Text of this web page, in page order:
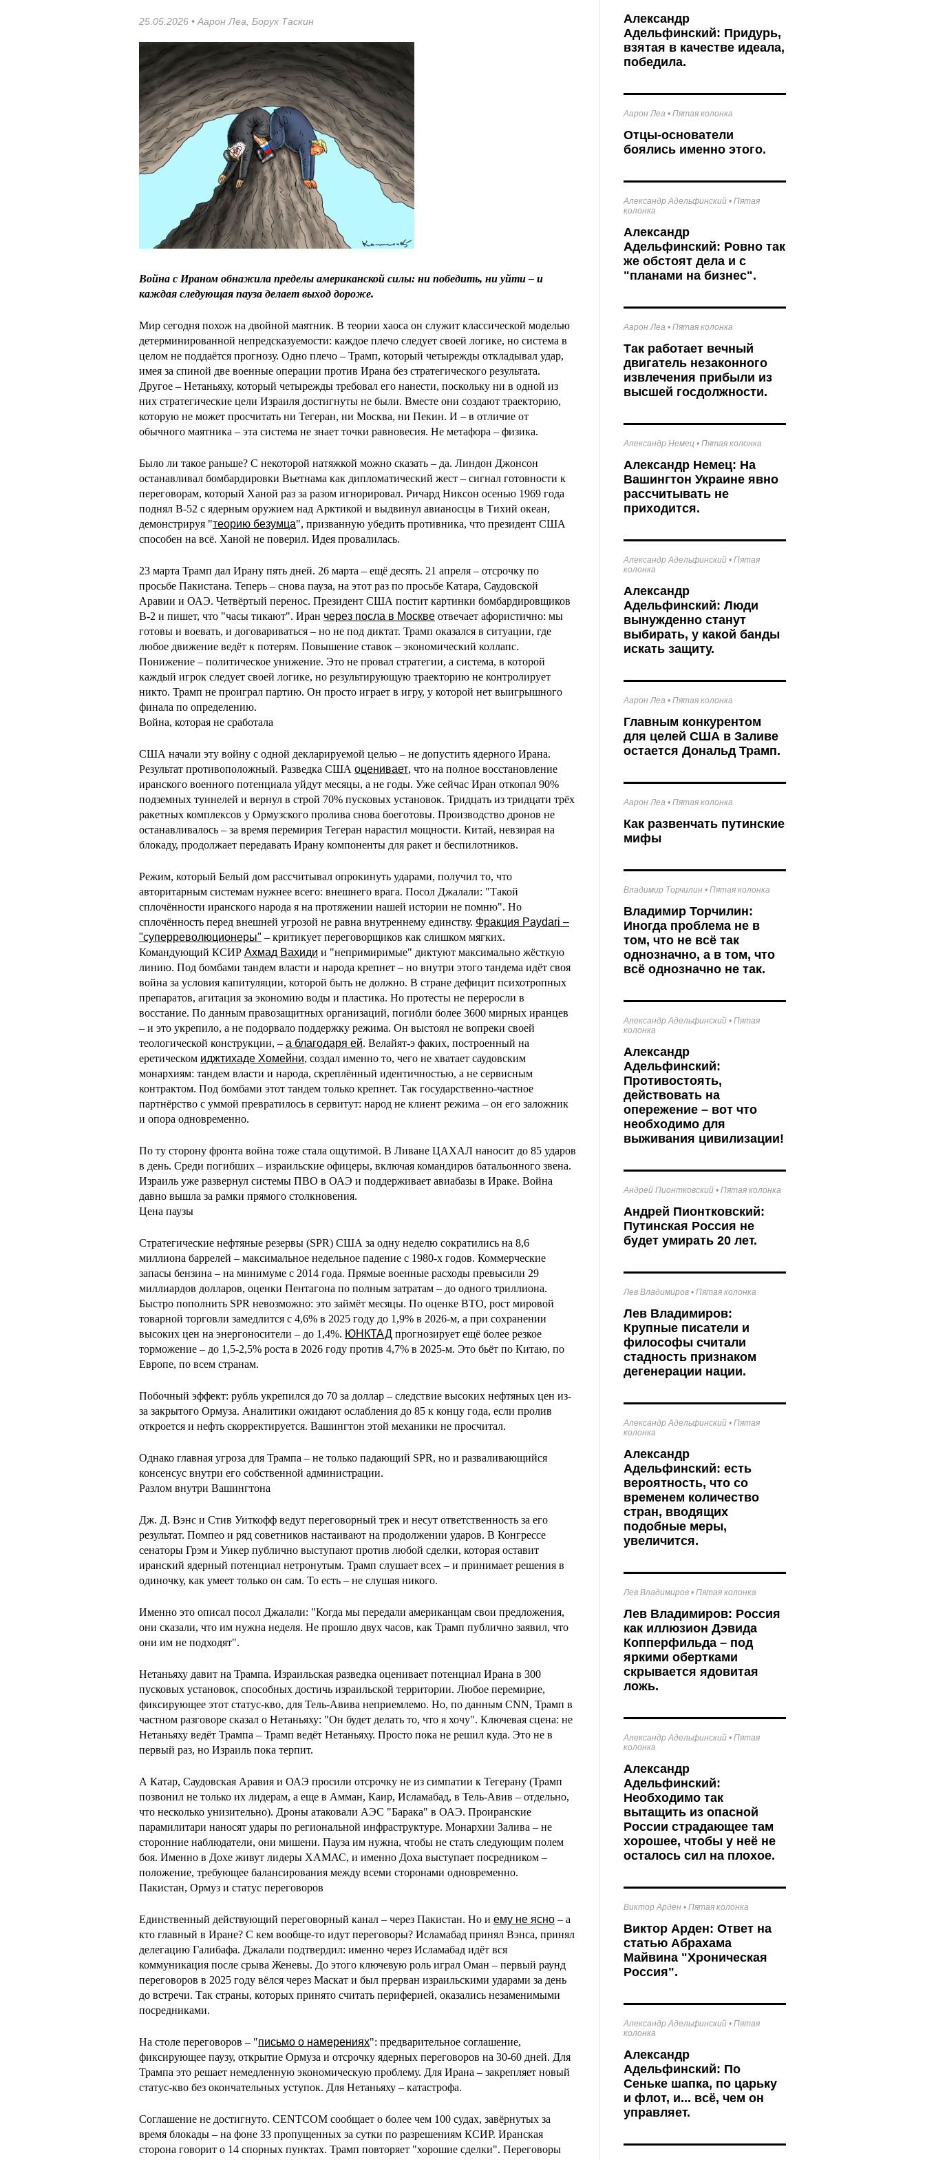
25.05.2026 • Аарон Леа Борух Таскин
Война с Ираном обнажила пределы американской силы: ни победить, ни уйти – и
каждая следующая пауза делает выход дороже.
Мир сегодня похож на двойной маятник. В теории хаоса он служит классической моделью
детерминированной непредсказуемости: каждое плечо следует своей логике, но система в
целом не поддаётся прогнозу. Одно плечо – Трамп, который четырежды откладывал удар,
имея за спиной две военные операции против Ирана без стратегического результата.
Другое – Нетаньяху, который четырежды требовал его нанести, поскольку ни в одной из
них стратегические цели Израиля достигнуты не были. Вместе они создают траекторию,
которую не может просчитать ни Тегеран, ни Москва, ни Пекин. И – в отличие от
обычного маятника – эта система не знает точки равновесия. Не метафора – физика.
Было ли такое раньше? С некоторой натяжкой можно сказать – да. Линдон Джонсон
останавливал бомбардировки Вьетнама как дипломатический жест – сигнал готовности к
переговорам, который Ханой раз за разом игнорировал. Ричард Никсон осенью 1969 года
поднял B-52 с ядерным оружием над Арктикой и выдвинул авианосцы в Тихий океан,
демонстрируя "теорию безумца", призванную убедить противника, что президент США
способен на всё. Ханой не поверил. Идея провалилась.
23 марта Трамп дал Ирану пять дней. 26 марта – ещё десять. 21 апреля – отсрочку по
просьбе Пакистана. Теперь – снова пауза, на этот раз по просьбе Катара, Саудовской
Аравии и ОАЭ. Четвёртый перенос. Президент США постит картинки бомбардировщиков
B-2 и пишет, что "часы тикают". Иран через посла в Москве отвечает афористично: мы
готовы и воевать, и договариваться – но не под диктат. Трамп оказался в ситуации, где
любое движение ведёт к потерям. Повышение ставок – экономический коллапс.
Понижение – политическое унижение. Это не провал стратегии, а система, в которой
каждый игрок следует своей логике, но результирующую траекторию не контролирует
никто. Трамп не проиграл партию. Он просто играет в игру, у которой нет выигрышного
финала по определению.
Война, которая не сработала
США начали эту войну с одной декларируемой целью – не допустить ядерного Ирана.
Результат противоположный. Разведка США оценивает, что на полное восстановление
иранского военного потенциала уйдут месяцы, а не годы. Уже сейчас Иран откопал 90%
подземных туннелей и вернул в строй 70% пусковых установок. Тридцать из тридцати трёх
ракетных комплексов у Ормузского пролива снова боеготовы. Производство дронов не
останавливалось – за время перемирия Тегеран нарастил мощности. Китай, невзирая на
блокаду, продолжает передавать Ирану компоненты для ракет и беспилотников.
Режим, который Белый дом рассчитывал опрокинуть ударами, получил то, что
авторитарным системам нужнее всего: внешнего врага. Посол Джалали: "Такой
сплочённости иранского народа я на протяжении нашей истории не помню". Но
сплочённость перед внешней угрозой не равна внутреннему единству. Фракция Paydari –
"суперреволюционеры" – критикует переговорщиков как слишком мягких.
Командующий КСИР Ахмад Вахиди и "непримиримые" диктуют максимально жёсткую
линию. Под бомбами тандем власти и народа крепнет – но внутри этого тандема идёт своя
война за условия капитуляции, которой быть не должно. В стране дефицит психотропных
препаратов, агитация за экономию воды и пластика. Но протесты не переросли в
восстание. По данным правозащитных организаций, погибли более 3600 мирных иранцев
– и это укрепило, а не подорвало поддержку режима. Он выстоял не вопреки своей
теологической конструкции, – а благодаря ей. Велайят-э факих, построенный на
еретическом иджтихаде Хомейни, создал именно то, чего не хватает саудовским
монархиям: тандем власти и народа, скреплённый идентичностью, а не сервисным
контрактом. Под бомбами этот тандем только крепнет. Так государственно-частное
партнёрство с уммой превратилось в сервитут: народ не клиент режима – он его заложник
и опора одновременно.
По ту сторону фронта война тоже стала ощутимой. В Ливане ЦАХАЛ наносит до 85 ударов
в день. Среди погибших – израильские офицеры, включая командиров батальонного звена.
Израиль уже развернул системы ПВО в ОАЭ и поддерживает авиабазы в Ираке. Война
давно вышла за рамки прямого столкновения.
Цена паузы
Стратегические нефтяные резервы (SPR) США за одну неделю сократились на 8,6
миллиона баррелей – максимальное недельное падение с 1980-х годов. Коммерческие
запасы бензина – на минимуме с 2014 года. Прямые военные расходы превысили 29
миллиардов долларов, оценки Пентагона по полным затратам – до одного триллиона.
Быстро пополнить SPR невозможно: это займёт месяцы. По оценке ВТО, рост мировой
товарной торговли замедлится с 4,6% в 2025 году до 1,9% в 2026-м, а при сохранении
высоких цен на энергоносители – до 1,4%. ЮНКТАД прогнозирует ещё более резкое
торможение – до 1,5-2,5% роста в 2026 году против 4,7% в 2025-м. Это бьёт по Китаю, по
Европе, по всем странам.
Побочный эффект: рубль укрепился до 70 за доллар – следствие высоких нефтяных цен из-
за закрытого Ормуза. Аналитики ожидают ослабления до 85 к концу года, если пролив
откроется и нефть скорректируется. Вашингтон этой механики не просчитал.
Однако главная угроза для Трампа – не только падающий SPR, но и разваливающийся
консенсус внутри его собственной администрации.
Разлом внутри Вашингтона
Дж. Д. Вэнс и Стив Уиткофф ведут переговорный трек и несут ответственность за его
результат. Помпео и ряд советников настаивают на продолжении ударов. В Конгрессе
сенаторы Грэм и Уикер публично выступают против любой сделки, которая оставит
иранский ядерный потенциал нетронутым. Трамп слушает всех – и принимает решения в
одиночку, как умеет только он сам. То есть – не слушая никого.
Именно это описал посол Джалали: "Когда мы передали американцам свои предложения,
они сказали, что им нужна неделя. Не прошло двух часов, как Трамп публично заявил, что
они им не подходят".
Нетаньяху давит на Трампа. Израильская разведка оценивает потенциал Ирана в 300
пусковых установок, способных достичь израильской территории. Любое перемирие,
фиксирующее этот статус-кво, для Тель-Авива неприемлемо. Но, по данным CNN, Трамп в
частном разговоре сказал о Нетаньяху: "Он будет делать то, что я хочу". Ключевая сцена: не
Нетаньяху ведёт Трампа – Трамп ведёт Нетаньяху. Просто пока не решил куда. Это не в
первый раз, но Израиль пока терпит.
А Катар, Саудовская Аравия и ОАЭ просили отсрочку не из симпатии к Тегерану (Трамп
позвонил не только их лидерам, а еще в Амман, Каир, Исламабад, в Тель-Авив – отдельно,
что несколько унизительно). Дроны атаковали АЭС "Барака" в ОАЭ. Проиранские
парамилитари наносят удары по региональной инфраструктуре. Монархии Залива – не
сторонние наблюдатели, они мишени. Пауза им нужна, чтобы не стать следующим полем
боя. Именно в Дохе живут лидеры ХАМАС, и именно Доха выступает посредником –
положение, требующее балансирования между всеми сторонами одновременно.
Пакистан, Ормуз и статус переговоров
Единственный действующий переговорный канал – через Пакистан. Но и ему не ясно – а
кто главный в Иране? С кем вообще-то идут переговоры? Исламабад принял Вэнса, принял
делегацию Галибафа. Джалали подтвердил: именно через Исламабад идёт вся
коммуникация после срыва Женевы. До этого ключевую роль играл Оман – первый раунд
переговоров в 2025 году вёлся через Маскат и был прерван израильскими ударами за день
до встречи. Так страны, которых принято считать периферией, оказались незаменимыми
посредниками.
На столе переговоров – "письмо о намерениях": предварительное соглашение,
фиксирующее паузу, открытие Ормуза и отсрочку ядерных переговоров на 30-60 дней. Для
Трампа это решает немедленную экономическую проблему. Для Ирана – закрепляет новый
статус-кво без окончательных уступок. Для Нетаньяху – катастрофа.
Соглашение не достигнуто. CENTCOM сообщает о более чем 100 судах, завёрнутых за
время блокады – на фоне 33 пропущенных за сутки по разрешениям КСИР. Иранская
сторона говорит о 14 спорных пунктах. Трамп повторяет "хорошие сделки". Переговоры
Александр
Адельфинский: Придурь,
взятая в качестве идеала,
победила.
Аарон Леа • Пятая колонка
Отцы-основатели
боялись именно этого.
Александр Адельфинский • Пятая
колонка
Александр
Адельфинский: Ровно так
же обстоят дела и с
"планами на бизнес".
Аарон Леа • Пятая колонка
Так работает вечный
двигатель незаконного
извлечения прибыли из
высшей госдолжности.
Александр Немец • Пятая колонка
Александр Немец: На
Вашингтон Украине явно
рассчитывать не
приходится.
Александр Адельфинский • Пятая
колонка
Александр
Адельфинский: Люди
вынужденно станут
выбирать, у какой банды
искать защиту.
Аарон Леа • Пятая колонка
Главным конкурентом
для целей США в Заливе
остается Дональд Трамп.
Аарон Леа • Пятая колонка
Как развенчать путинские
мифы
Владимир Торчилин • Пятая колонка
Владимир Торчилин:
Иногда проблема не в
том, что не всё так
однозначно, а в том, что
всё однозначно не так.
Александр Адельфинский • Пятая
колонка
Александр
Адельфинский:
Противостоять,
действовать на
опережение – вот что
необходимо для
выживания цивилизации!
Андрей Пионтковский • Пятая колонка
Андрей Пионтковский:
Путинская Россия не
будет умирать 20 лет.
Лев Владимиров • Пятая колонка
Лев Владимиров:
Крупные писатели и
философы считали
стадность признаком
дегенерации нации.
Александр Адельфинский • Пятая
колонка
Александр
Адельфинский: есть
вероятность, что со
временем количество
стран, вводящих
подобные меры,
увеличится.
Лев Владимиров • Пятая колонка
Лев Владимиров: Россия
как иллюзион Дэвида
Копперфильда – под
яркими обертками
скрывается ядовитая
ложь.
Александр Адельфинский • Пятая
колонка
Александр
Адельфинский:
Необходимо так
вытащить из опасной
России страдающее там
хорошее, чтобы у неё не
осталось сил на плохое.
Виктор Арден • Пятая колонка
Виктор Арден: Ответ на
статью Абрахама
Майвина "Хроническая
Россия".
Александр Адельфинский • Пятая
колонка
Александр
Адельфинский: По
Сеньке шапка, по царьку
и флот, и... всё, чем он
управляет.